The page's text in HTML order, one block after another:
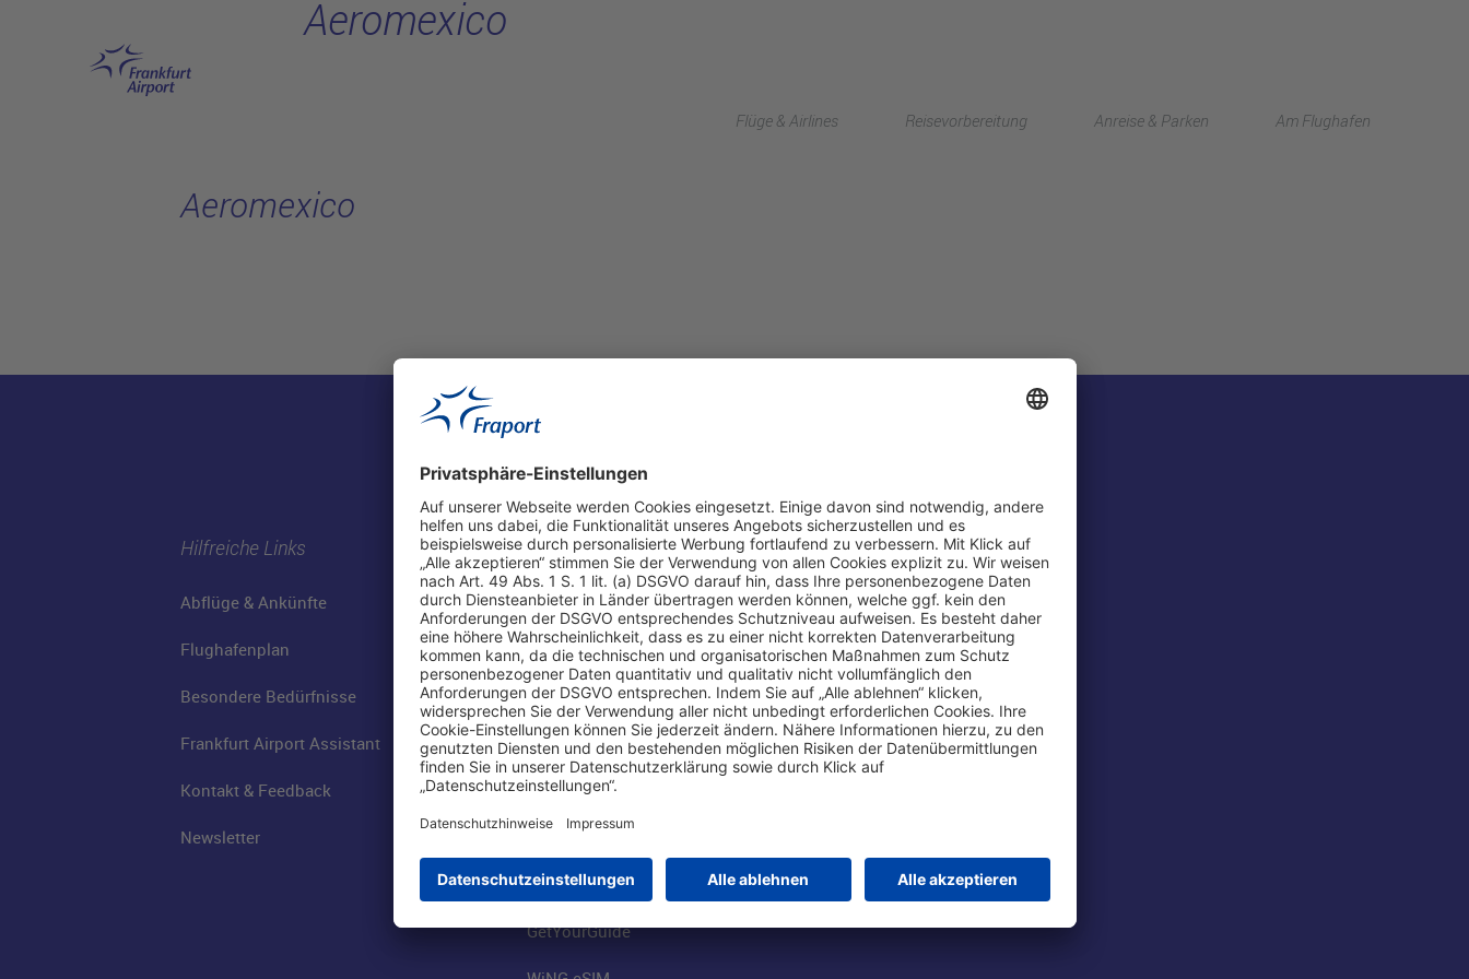
Flüge & Airlines Reisevorbereitung Anreise & Parken Am Flughafen
Aeromexico
Aeromexico
Hilfreiche Links
Abflüge & Ankünfte
Flughafenplan
Besondere Bedürfnisse
Frankfurt Airport Assistant
Kontakt & Feedback
Newsletter
Online einkaufen & buchen
Parkplätze
Online-Shop
Besucherservices
FRA SmartWay
Hotels am Standort
Mietwagen weltweit
Flüge buchen
GetYourGuide
Über uns
Fraport AG
Business am Airport
FRA Eventlocations
Jobs am Airport
Konzernstrategie